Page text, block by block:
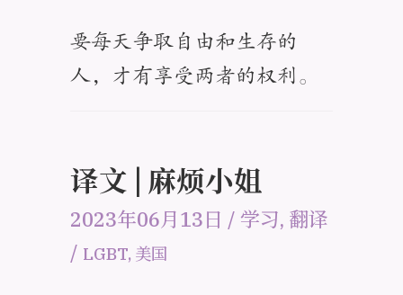
要每天争取自由和生存的
人，才有享受两者的权利。
译文 | 麻烦小姐
2023年06月13日 / 学习, 翻译
/ LGBT, 美国